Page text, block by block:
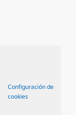
Configuración de
cookies